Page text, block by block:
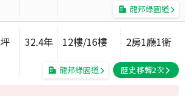
龍邦綠園道
坪 32.4年 12樓/16樓 2房1廳1衛
龍邦綠園道 歷史移轉2次